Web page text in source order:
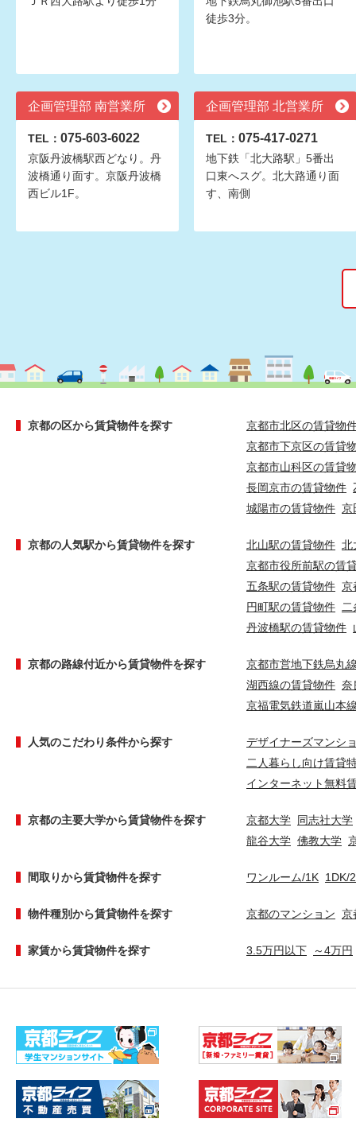
徒歩3分。
企画管理部 南営業所
TEL： 075-603-6022
京阪丹波橋駅西どなり。丹
波橋通り面す。京阪丹波橋
西ビル1F。
企画管理部 北営業所
TEL： 075-417-0271
地下鉄「北大路駅」5番出
口東へスグ。北大路通り面
す、南側
京都の区から賃貸物件を探す
京都市北区の賃貸物
京都市下京区の賃貸
京都市山科区の賃貸
長岡京市の賃貸物件
城陽市の賃貸物件 京
京都の人気駅から賃貸物件を探す 北山駅の賃貸物件 北
京都市役所前駅の賃
五条駅の賃貸物件 京
円町駅の賃貸物件
丹波橋駅の賃貸物件
京都の路線付近から賃貸物件を探す
京都市営地下鉄烏丸
湖西線の賃貸物件 奈
京福電気鉄道嵐山本
人気のこだわり条件から探す
デザイナーズマンシ
二人暮らし向け賃貸
インターネット無料
京都の主要大学から賃貸物件を探す 京都大学 同志社大学
龍谷大学 佛教大学
間取りから賃貸物件を探す ワンルーム/1K 1DK/
物件種別から賃貸物件を探す 京都のマンション 京
家賃から賃貸物件を探す 3.5万円以下 ～4万円